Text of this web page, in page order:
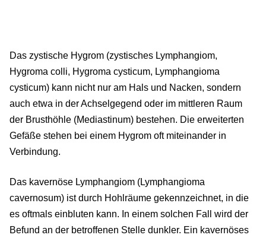
Das zystische Hygrom (zystisches Lymphangiom,
Hygroma colli, Hygroma cysticum, Lymphangioma
cysticum) kann nicht nur am Hals und Nacken, sondern
auch etwa in der Achselgegend oder im mittleren Raum
der Brusthöhle (Mediastinum) bestehen. Die erweiterten
Gefäße stehen bei einem Hygrom oft miteinander in
Verbindung.
Das kavernöse Lymphangiom (Lymphangioma
cavernosum) ist durch Hohlräume gekennzeichnet, in die
es oftmals einbluten kann. In einem solchen Fall wird der
Befund an der betroffenen Stelle dunkler. Ein kavernöses